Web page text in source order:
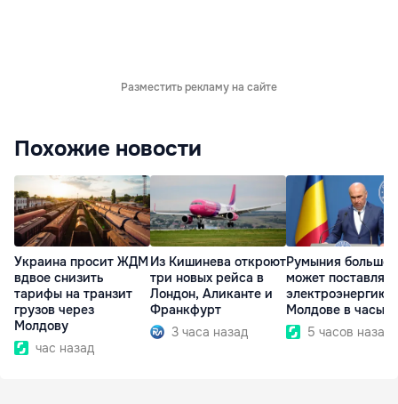
Разместить рекламу на сайте
Похожие новости
Украина просит ЖДМ
вдвое снизить
тарифы на транзит
грузов через
Молдову
час назад
Из Кишинева откроют
три новых рейса в
Лондон, Аликанте и
Франкфурт
3 часа назад
Румыния больше
может поставлять
электроэнергию
Молдове в часы
5 часов назад